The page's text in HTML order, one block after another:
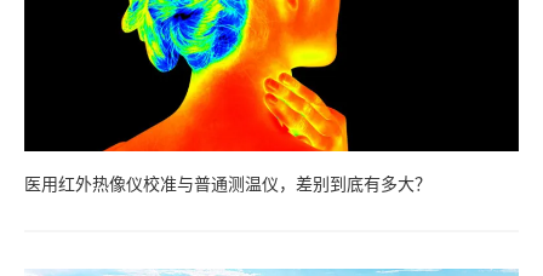
医用红外热像仪校准与普通测温仪，差别到底有多大？